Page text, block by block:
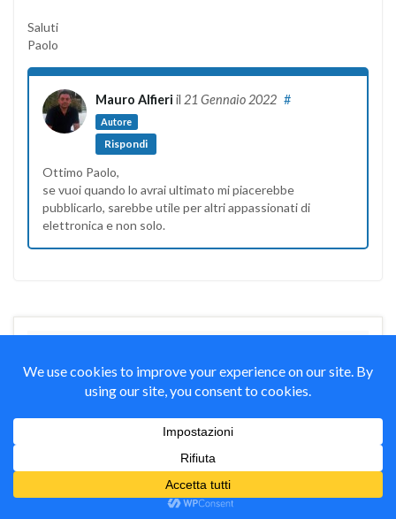
Saluti
Paolo
Mauro Alfieri il 21 Gennaio 2022
Autore
#
Rispondi
Ottimo Paolo,
se vuoi quando lo avrai ultimato mi piacerebbe
pubblicarlo, sarebbe utile per altri appassionati di
elettronica e non solo.
Il tuo indirizzo email non sarà pubblicato.